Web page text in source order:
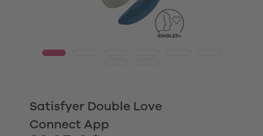
Satisfyer Double Love
Connect App